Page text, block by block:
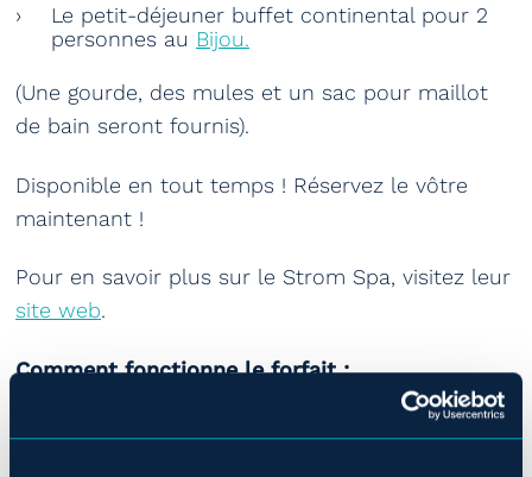
Le petit-déjeuner buffet continental pour 2
personnes au Bijou.
(Une gourde, des mules et un sac pour maillot
de bain seront fournis).
Disponible en tout temps ! Réservez le vôtre
maintenant !
Pour en savoir plus sur le Strom Spa, visitez leur
site web.
Comment fonctionne le forfait :